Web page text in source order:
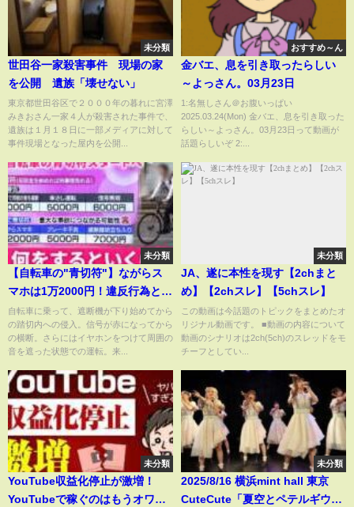
未分類
世田谷一家殺害事件 現場の家
を公開 遺族「壊せない」
東京都世田谷区で２０００年の暮れに宮澤
みきおさん一家４人が殺害された事件で、
遺族は１月１８日に一部メディアに対して
事件現場となった屋内を公開...
おすすめ～ん
金バエ、息を引き取ったらしい
～よっさん。03月23日
1:名無しさん＠お腹いっぱい
2025.03.24(Mon) 金バエ、息を引き取った
らしい～よっさん。03月23日って動画が
話題らしいぞ 2:...
未分類
【自転車の"青切符"】ながらス
マホは1万2000円！違反行為と反
則金のルールまるわかり 広
島 NNNセレクション
自転車に乗って、遮断機が下り始めてから
の踏切内への侵入。信号が赤になってから
の横断。さらにはイヤホンをつけて周囲の
音を遮った状態での運転。来...
未分類
JA、遂に本性を現す【2chまと
め】【2chスレ】【5chスレ】
この動画は今話題のトピックをまとめたオ
リジナル動画です。 ■動画の内容について
動画のシナリオは2ch(5ch)のスレッドをモ
チーフとしてい...
未分類
YouTube収益化停止が激増！
YouTubeで稼ぐのはもうオワコ
未分類
2025/8/16 横浜mint hall 東京
CuteCute「夏空とペテルギウ